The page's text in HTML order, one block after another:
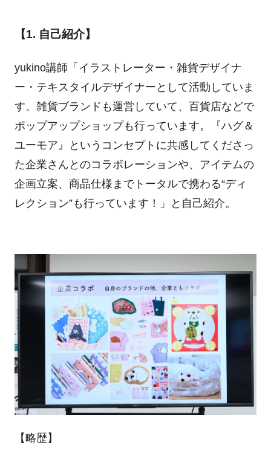
【1. 自己紹介】
yukino講師「イラストレーター・雑貨デザイナ
ー・テキスタイルデザイナーとして活動していま
す。雑貨ブランドも運営していて、百貨店などで
ポップアップショップも行っています。『ハグ＆
ユーモア』というコンセプトに共感してくださっ
た企業さんとのコラボレーションや、アイテムの
企画立案、商品仕様までトータルで携わる“ディ
レクション”も行っています！」と自己紹介。
【略歴】